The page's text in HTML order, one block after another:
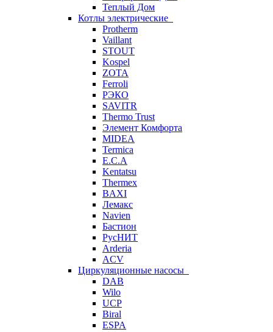
Теплый Дом
Котлы электрические
Protherm
Vaillant
STOUT
Kospel
ZOTA
Ferroli
РЭКО
SAVITR
Thermo Trust
Элемент Комфорта
MIDEA
Termica
E.C.A
Kentatsu
Thermex
BAXI
Лемакс
Navien
Бастион
РусНИТ
Arderia
ACV
Циркуляционные насосы
DAB
Wilo
UCP
Biral
ESPA